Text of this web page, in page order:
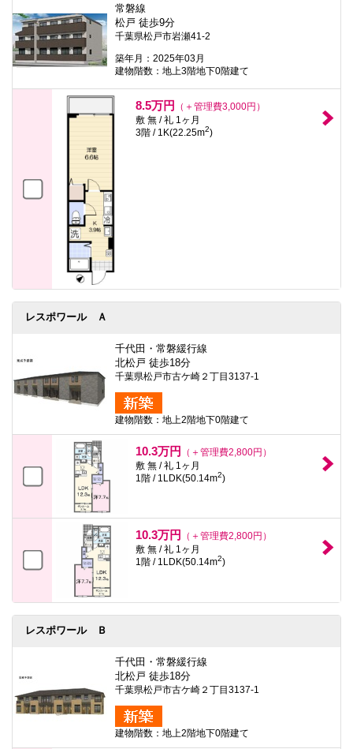
常磐線
松戸 徒歩9分
千葉県松戸市岩瀬41-2
築年月：2025年03月
建物階数：地上3階地下0階建て
8.5万円
（＋管理費3,000円）
敷 無 / 礼 1ヶ月
3階 / 1K(22.25m2)
レスポワール Ａ
千代田・常磐緩行線
北松戸 徒歩18分
千葉県松戸市古ケ崎２丁目3137-1
建物階数：地上2階地下0階建て
10.3万円
（＋管理費2,800円）
敷 無 / 礼 1ヶ月
1階 / 1LDK(50.14m2)
10.3万円
（＋管理費2,800円）
敷 無 / 礼 1ヶ月
1階 / 1LDK(50.14m2)
レスポワール Ｂ
千代田・常磐緩行線
北松戸 徒歩18分
千葉県松戸市古ケ崎２丁目3137-1
建物階数：地上2階地下0階建て